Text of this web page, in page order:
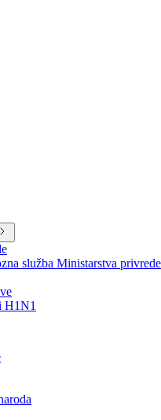
služba Ministarstva privrede